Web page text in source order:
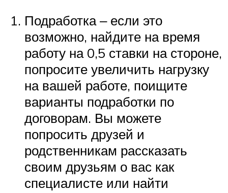
Подработка ‒ если это
возможно, найдите на время
работу на 0,5 ставки на стороне,
попросите увеличить нагрузку
на вашей работе, поищите
варианты подработки по
договорам. Вы можете
попросить друзей и
родственникам рассказать
своим друзьям о вас как
специалисте или найти